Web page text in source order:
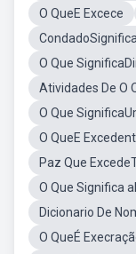
O QueE Excece
O Que
Atividades De O
O Que
O QueE
Paz Que
O Que Significa
Dicionario De
O QueÉ